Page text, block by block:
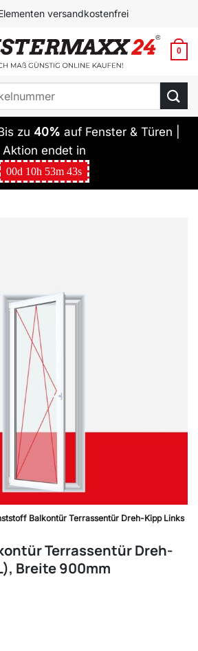
versandkostenfrei
0
zu 40% auf Fenster & Türen |
Aktion endet in
00d 10h 53m 42s
Balkontür Terrassentür Dreh-Kipp Links
Terrassentür Dreh-
Breite 900mm